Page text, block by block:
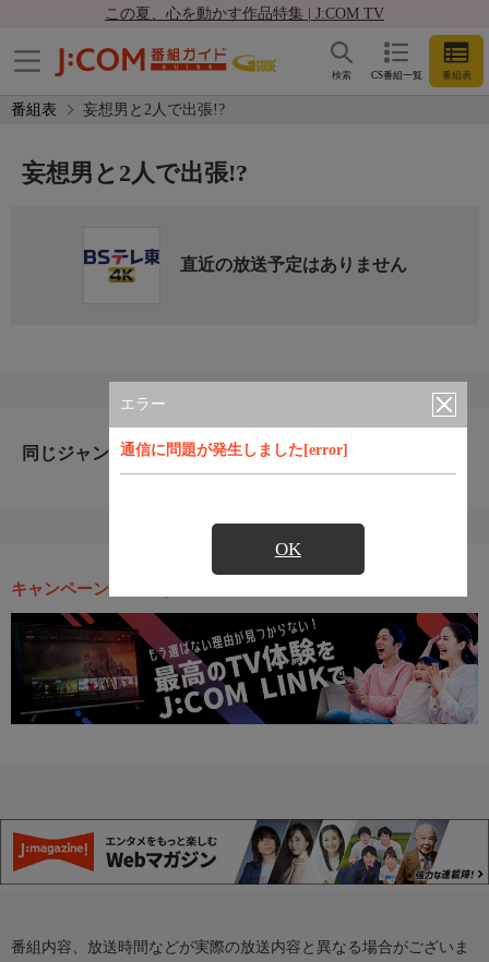
この夏、心を動かす作品特集 | J:COM TV
CS番組一覧 番組表
検索
番組表 妄想男と2人で出張!?
エラー
通信に問題が発生しました[error]
OK
妄想男と2人で出張!?
直近の放送予定はありません
同じジャンルのおすすめ番組
キャンペーン・お得な情報
番組内容、放送時間などが実際の放送内容と異なる場合がございま